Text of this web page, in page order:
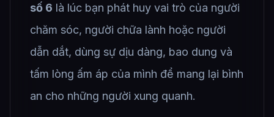
số 6 là lúc bạn phát huy vai trò của người
chăm sóc, người chữa lành hoặc người
dẫn dắt, dùng sự dịu dàng, bao dung và
tấm lòng ấm áp của mình để mang lại bình
an cho những người xung quanh.